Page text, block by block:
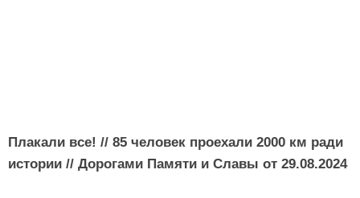
Плакали все! // 85 человек проехали 2000 км ради
истории // Дорогами Памяти и Славы от 29.08.2024